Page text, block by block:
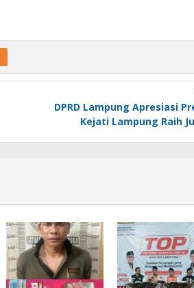
DPRD Lampung Apresiasi
Kejati Lampung Raih